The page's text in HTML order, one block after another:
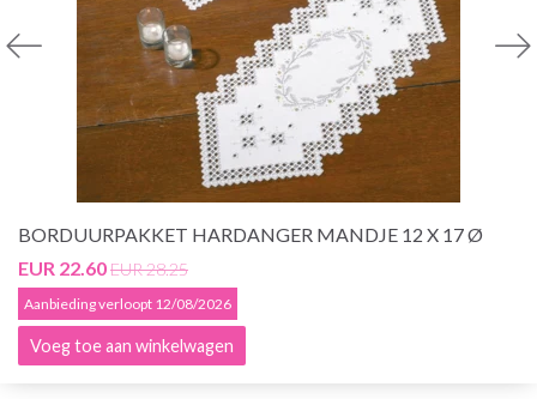
BORDUURPAKKET HARDANGER MANDJE 12 X 17 Ø
EUR 22.60EUR 28.25
Aanbieding verloopt 12/08/2026
Voeg toe aan winkelwagen